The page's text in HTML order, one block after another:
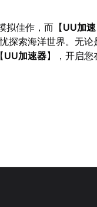
拟佳作，而【UU加速
探索海洋世界。无论
UU加速器】，开启您